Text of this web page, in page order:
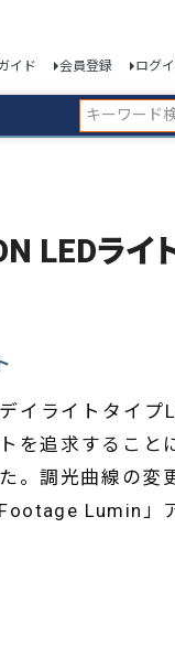
イド 会員登録 ログ
LEDライ
イライトタイプ
を追求すること
。調光曲線の変
Lumin」